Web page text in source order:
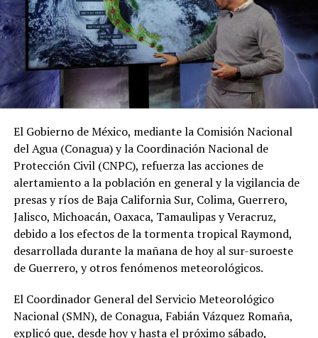
El Gobierno de México, mediante la Comisión Nacional
del Agua (Conagua) y la Coordinación Nacional de
Protección Civil (CNPC), refuerza las acciones de
alertamiento a la población en general y la vigilancia de
presas y ríos de Baja California Sur, Colima, Guerrero,
Jalisco, Michoacán, Oaxaca, Tamaulipas y Veracruz,
debido a los efectos de la tormenta tropical Raymond,
desarrollada durante la mañana de hoy al sur-suroeste
de Guerrero, y otros fenómenos meteorológicos.
El Coordinador General del Servicio Meteorológico
Nacional (SMN), de Conagua, Fabián Vázquez Romaña,
explicó que, desde hoy y hasta el próximo sábado,